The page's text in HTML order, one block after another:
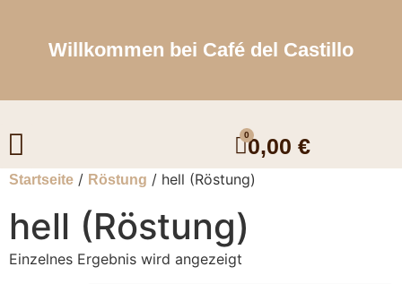
Willkommen bei Café del Castillo
0,00€
0
Startseite / Röstung / hell (Röstung)
hell (Röstung)
Einzelnes Ergebnis wird angezeigt